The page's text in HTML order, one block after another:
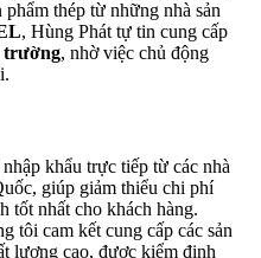
thép từ những nhà sản
, Hùng Phát tự tin cung cấp
trường, nhờ việc chủ động
khẩu trực tiếp từ các nhà
giúp giảm thiểu chi phí
tốt nhất cho khách hàng.
tôi cam kết cung cấp các sản
lượng cao, được kiểm định